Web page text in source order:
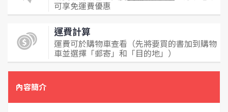
可享免運費優惠
運費計算
運費可於購物車查看（先將要買的書加到購物
車並選擇「郵寄」和「目的地」）
內容簡介